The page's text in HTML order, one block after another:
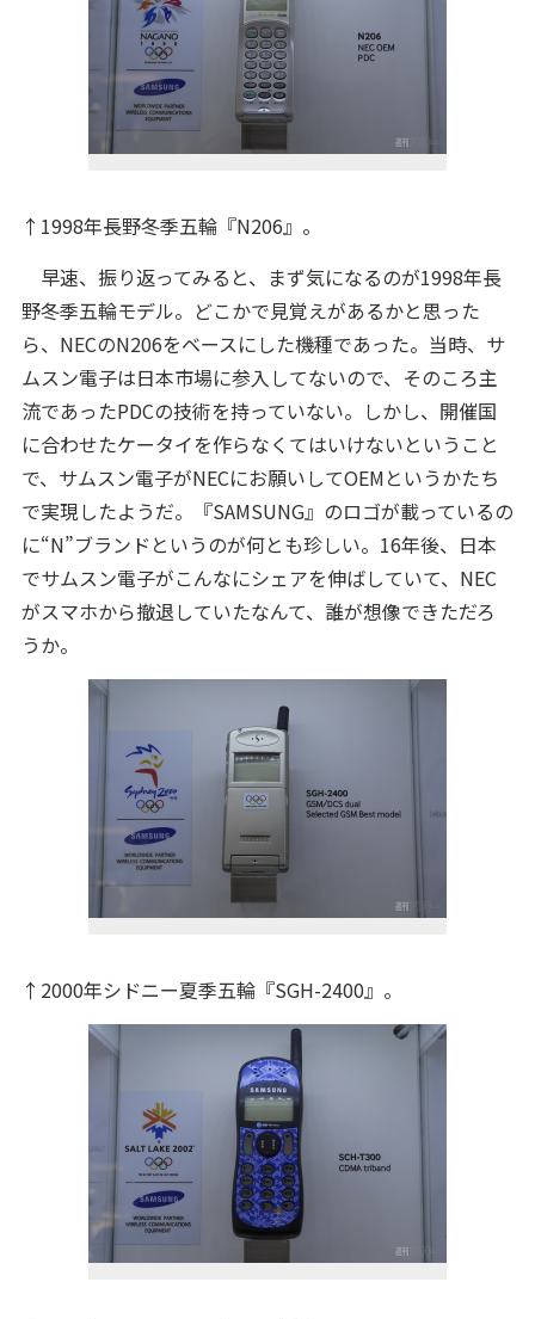
↑1998年長野冬季五輪『N206』。
早速、振り返ってみると、まず気になるのが1998年長
野冬季五輪モデル。どこかで見覚えがあるかと思った
ら、NECのN206をベースにした機種であった。当時、サ
ムスン電子は日本市場に参入してないので、そのころ主
流であったPDCの技術を持っていない。しかし、開催国
に合わせたケータイを作らなくてはいけないということ
で、サムスン電子がNECにお願いしてOEMというかたち
で実現したようだ。『SAMSUNG』のロゴが載っているの
に“N”ブランドというのが何とも珍しい。16年後、日本
でサムスン電子がこんなにシェアを伸ばしていて、NEC
がスマホから撤退していたなんて、誰が想像できただろ
うか。
↑2000年シドニー夏季五輪『SGH-2400』。